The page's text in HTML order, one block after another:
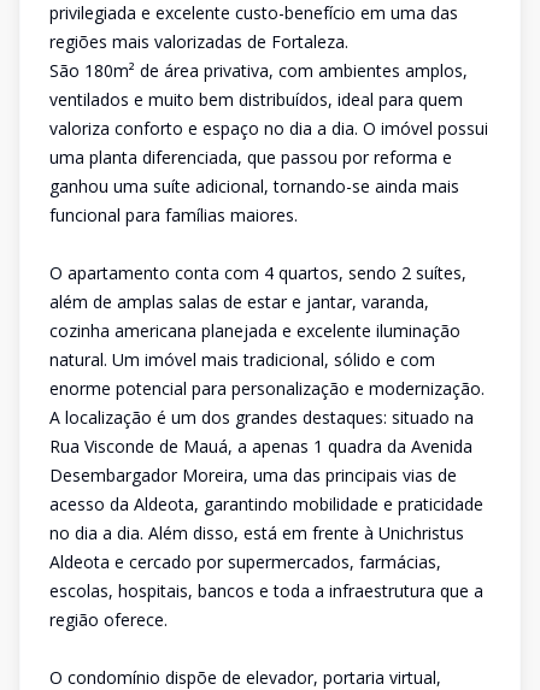
privilegiada e excelente custo-benefício em uma das
regiões mais valorizadas de Fortaleza.
São 180m² de área privativa, com ambientes amplos,
ventilados e muito bem distribuídos, ideal para quem
valoriza conforto e espaço no dia a dia. O imóvel possui
uma planta diferenciada, que passou por reforma e
ganhou uma suíte adicional, tornando-se ainda mais
funcional para famílias maiores.
O apartamento conta com 4 quartos, sendo 2 suítes,
além de amplas salas de estar e jantar, varanda,
cozinha americana planejada e excelente iluminação
natural. Um imóvel mais tradicional, sólido e com
enorme potencial para personalização e modernização.
A localização é um dos grandes destaques: situado na
Rua Visconde de Mauá, a apenas 1 quadra da Avenida
Desembargador Moreira, uma das principais vias de
acesso da Aldeota, garantindo mobilidade e praticidade
no dia a dia. Além disso, está em frente à Unichristus
Aldeota e cercado por supermercados, farmácias,
escolas, hospitais, bancos e toda a infraestrutura que a
região oferece.
O condomínio dispõe de elevador, portaria virtual,